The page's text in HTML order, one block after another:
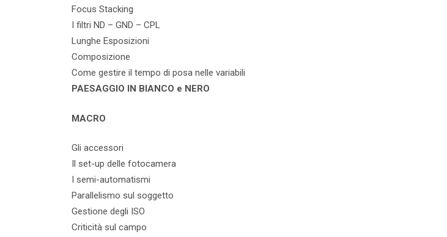
Focus Stacking
I filtri ND – GND – CPL
Lunghe Esposizioni
Composizione
Come gestire il tempo di posa nelle variabili
PAESAGGIO IN BIANCO e NERO
MACRO
Gli accessori
Il set-up delle fotocamera
I semi-automatismi
Parallelismo sul soggetto
Gestione degli ISO
Criticità sul campo